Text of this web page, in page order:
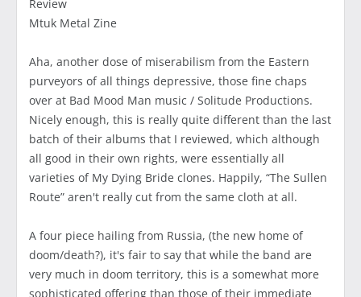
Review
Mtuk Metal Zine
Aha, another dose of miserabilism from the Eastern
purveyors of all things depressive, those fine chaps
over at Bad Mood Man music / Solitude Productions.
Nicely enough, this is really quite different than the last
batch of their albums that I reviewed, which although
all good in their own rights, were essentially all
varieties of My Dying Bride clones. Happily, “The Sullen
Route” aren't really cut from the same cloth at all.
A four piece hailing from Russia, (the new home of
doom/death?), it's fair to say that while the band are
very much in doom territory, this is a somewhat more
sophisticated offering than those of their immediate